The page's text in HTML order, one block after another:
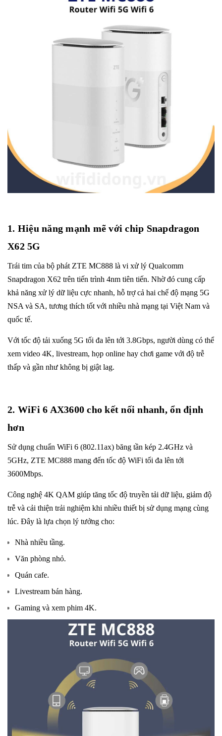
1. Hiệu năng mạnh mẽ với chip Snapdragon
X62 5G
Trái tim của bộ phát ZTE MC888 là vi xử lý Qualcomm
Snapdragon X62 trên tiến trình 4nm tiên tiến. Nhờ đó cung cấp
khả năng xử lý dữ liệu cực nhanh, hỗ trợ cả hai chế độ mạng 5G
NSA và SA, tương thích tốt với nhiều nhà mạng tại Việt Nam và
quốc tế.
Với tốc độ tải xuống 5G tối đa lên tới 3.8Gbps, người dùng có thể
xem video 4K, livestream, họp online hay chơi game với độ trễ
thấp và gần như không bị giật lag.
2. WiFi 6 AX3600 cho kết nối nhanh, ổn định
hơn
Sử dụng chuẩn WiFi 6 (802.11ax) băng tần kép 2.4GHz và
5GHz, ZTE MC888 mang đến tốc độ WiFi tối đa lên tới
3600Mbps.
Công nghệ 4K QAM giúp tăng tốc độ truyền tải dữ liệu, giảm độ
trễ và cải thiện trải nghiệm khi nhiều thiết bị sử dụng mạng cùng
lúc. Đây là lựa chọn lý tưởng cho:
Nhà nhiều tầng.
Văn phòng nhỏ.
Quán cafe.
Livestream bán hàng.
Gaming và xem phim 4K.